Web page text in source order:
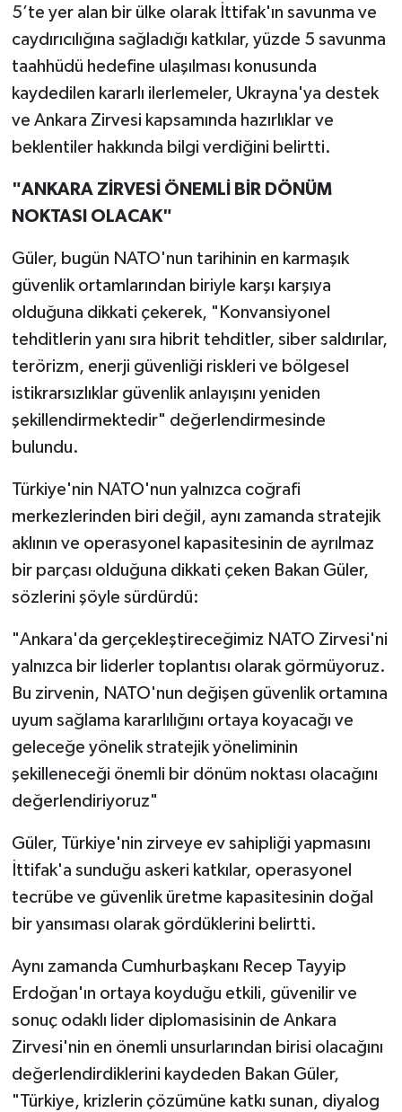
5’te yer alan bir ülke olarak İttifak'ın savunma ve
caydırıcılığına sağladığı katkılar, yüzde 5 savunma
taahhüdü hedefine ulaşılması konusunda
kaydedilen kararlı ilerlemeler, Ukrayna'ya destek
ve Ankara Zirvesi kapsamında hazırlıklar ve
beklentiler hakkında bilgi verdiğini belirtti.
"ANKARA ZİRVESİ ÖNEMLİ BİR DÖNÜM
NOKTASI OLACAK"
Güler, bugün NATO'nun tarihinin en karmaşık
güvenlik ortamlarından biriyle karşı karşıya
olduğuna dikkati çekerek, "Konvansiyonel
tehditlerin yanı sıra hibrit tehditler, siber saldırılar,
terörizm, enerji güvenliği riskleri ve bölgesel
istikrarsızlıklar güvenlik anlayışını yeniden
şekillendirmektedir" değerlendirmesinde
bulundu.
Türkiye'nin NATO'nun yalnızca coğrafi
merkezlerinden biri değil, aynı zamanda stratejik
aklının ve operasyonel kapasitesinin de ayrılmaz
bir parçası olduğuna dikkati çeken Bakan Güler,
sözlerini şöyle sürdürdü:
"Ankara'da gerçekleştireceğimiz NATO Zirvesi'ni
yalnızca bir liderler toplantısı olarak görmüyoruz.
Bu zirvenin, NATO'nun değişen güvenlik ortamına
uyum sağlama kararlılığını ortaya koyacağı ve
geleceğe yönelik stratejik yöneliminin
şekilleneceği önemli bir dönüm noktası olacağını
değerlendiriyoruz"
Güler, Türkiye'nin zirveye ev sahipliği yapmasını
İttifak'a sunduğu askeri katkılar, operasyonel
tecrübe ve güvenlik üretme kapasitesinin doğal
bir yansıması olarak gördüklerini belirtti.
Aynı zamanda Cumhurbaşkanı Recep Tayyip
Erdoğan'ın ortaya koyduğu etkili, güvenilir ve
sonuç odaklı lider diplomasisinin de Ankara
Zirvesi'nin en önemli unsurlarından birisi olacağını
değerlendirdiklerini kaydeden Bakan Güler,
"Türkiye, krizlerin çözümüne katkı sunan, diyalog